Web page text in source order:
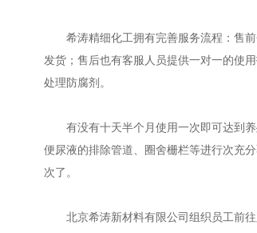
希涛精细化工拥有完善服务流程：售前
发货；售后也有客服人员提供一对一的使
处理防腐剂。
有没有十天半个月使用一次即可达到养
便尿液的排除管道、圈舍栅栏等进行次充
次了。
北京希涛新材料有限公司组织员工前往